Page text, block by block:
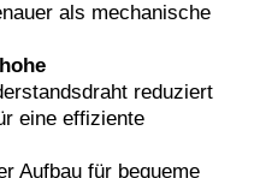
als mechanische
reduziert
eine effiziente
Aufbau für bequeme